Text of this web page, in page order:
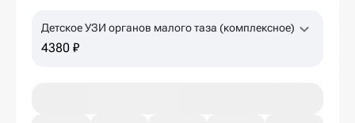
Детское УЗИ органов малого таза (комплексное)
4380 ₽